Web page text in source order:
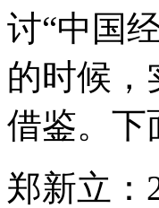
讨“中国
的时候，
借鉴。下
郑新立：